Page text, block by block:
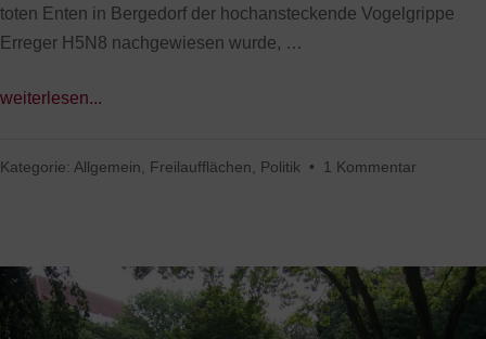
toten Enten in Bergedorf der hochansteckende Vogelgrippe
Erreger H5N8 nachgewiesen wurde, …
weiterlesen...
Kategorie: Allgemein Freilaufflächen Politik • 1 Kommentar